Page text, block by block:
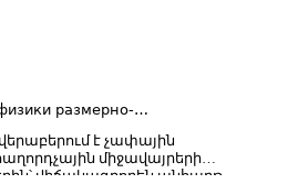
размерно-
поверхностями
է չափային
միջավայրերի
վիճակագրորեն անհարթ